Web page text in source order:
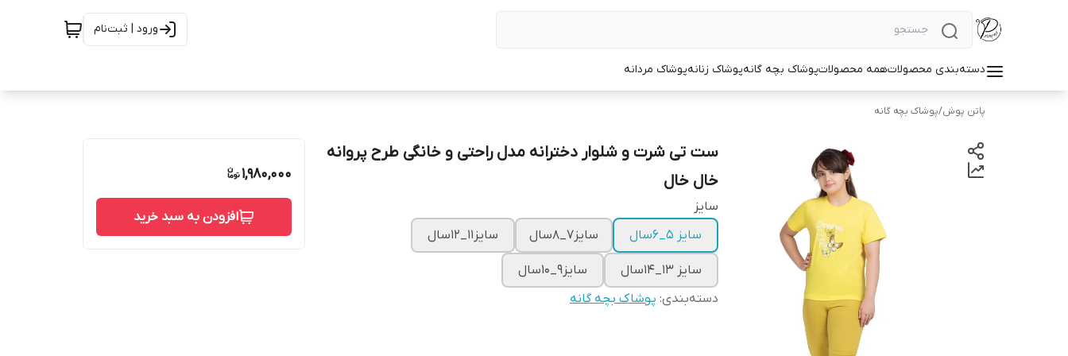
ورود | ثبت‌نام
دسته‌بندی محصولاتهمه محصولاتپوشاک بچه گانهپوشاک زنانهپوشاک مردانه
پاتن پوش/پوشاک بچه گانه
ست تی شرت و شلوار دخترانه مدل راحتی و خانگی طرح پروانه
خال خال
سایز
سایز 5_۶سال
سایز۷_۸سال سایز۱۱_۱۲سال
سایز ۱۳_۱۴سال
سایز۹_۱۰سال
دسته‌بندی: پوشاک بچه گانه
1,980,000
افزودن به سبد خرید